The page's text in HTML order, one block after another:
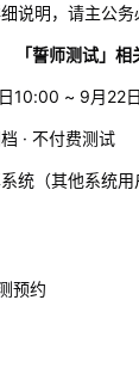
说明，请主公务
「誓师测试」相
10:00 ~ 9月22
· 不付费测试
系统（其他系统
预约